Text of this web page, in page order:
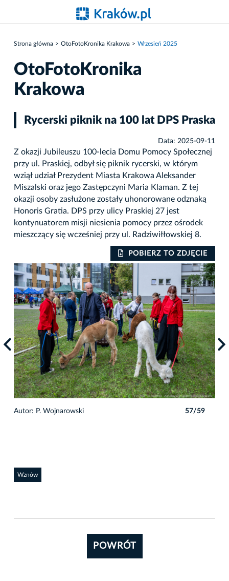
Strona główna OtoFotoKronika Krakowa Wrzesień 2025
OtoFotoKronika
Krakowa
Rycerski piknik na 100 lat DPS Praska
Data: 2025-09-11
Z okazji Jubileuszu 100-lecia Domu Pomocy Społecznej
przy ul. Praskiej, odbył się piknik rycerski, w którym
wziął udział Prezydent Miasta Krakowa Aleksander
Miszalski oraz jego Zastępczyni Maria Klaman. Z tej
okazji osoby zasłużone zostały uhonorowane odznaką
Honoris Gratia. DPS przy ulicy Praskiej 27 jest
kontynuatorem misji niesienia pomocy przez ośrodek
mieszczący się wcześniej przy ul. Radziwiłłowskiej 8.
POBIERZ TO ZDJĘCIE
Autor: P. Wojnarowski 57/59
Wznów
POWRÓT